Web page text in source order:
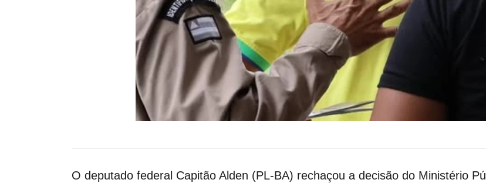
O deputado federal Capitão Alden (PL-BA) rechaçou a decisão do Ministério